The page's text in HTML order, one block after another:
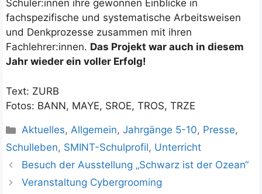
Schüler:innen ihre gewonnen Einblicke in
fachspezifische und systematische Arbeitsweisen
und Denkprozesse zusammen mit ihren
Fachlehrer:innen. Das Projekt war auch in diesem
Jahr wieder ein voller Erfolg!
Text: ZURB
Fotos: BANN, MAYE, SROE, TROS, TRZE
Kategorien
Aktuelles,Allgemein,Jahrgänge 5-10, Presse,
Schulleben, SMINT-Schulprofil, Unterricht
Besuch der Ausstellung „Schwarz ist der Ozean“
Veranstaltung Cybergrooming